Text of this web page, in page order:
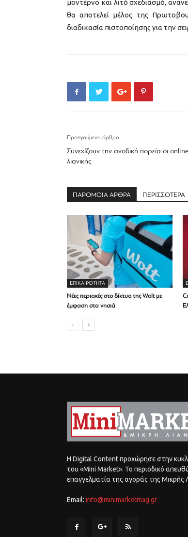
μοντέρνο και λιτό σχεδιασμό,
θα αποτελεί μέλος της
διαδικασία πιστοποίησης για την
Προηγούμενο άρθρο
Συνεχίζουν την ανοδική πορεία οι
λιανικής
ΠΑΡΟΜΟΙΑ ΑΡΘΡΑ ΠΕΡΙΣΣΟΤΕΡΑ
ΕΠΙΚΑΙΡΟΤΗΤΑ
Νέες περιοχές στο δίκτυο της Wolt με
έμφαση στα νησιά
Η Digital Content προχώρησε στην
του «Mini Market». Το περιοδικό
επαγγελματία της αγοράς της Μικρής
Email: info@minimarketmag.gr